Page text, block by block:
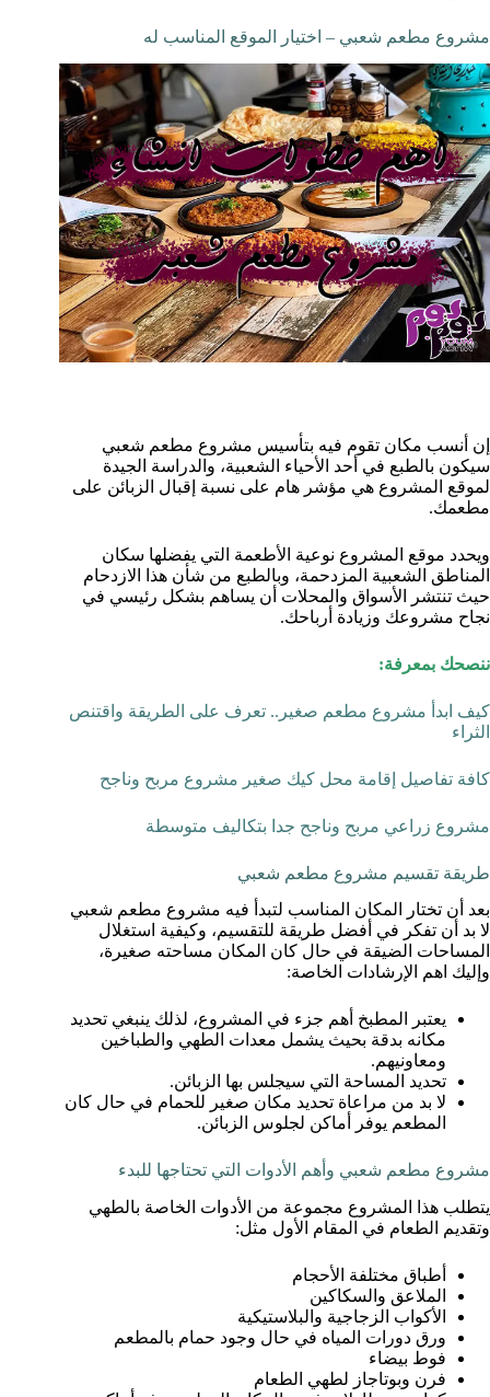
مشروع مطعم شعبي – اختيار الموقع المناسب له
إن أنسب مكان تقوم فيه بتأسيس مشروع مطعم شعبي
سيكون بالطبع في أحد الأحياء الشعبية، والدراسة الجيدة
لموقع المشروع هي مؤشر هام على نسبة إقبال الزبائن على
مطعمك.
ويحدد موقع المشروع نوعية الأطعمة التي يفضلها سكان
المناطق الشعبية المزدحمة، وبالطبع من شأن هذا الازدحام
حيث تنتشر الأسواق والمحلات أن يساهم بشكل رئيسي في
نجاح مشروعك وزيادة أرباحك.
ننصحك بمعرفة:
كيف ابدأ مشروع مطعم صغير.. تعرف على الطريقة واقتنص
الثراء
كافة تفاصيل إقامة محل كيك صغير مشروع مربح وناجح
مشروع زراعي مربح وناجح جدا بتكاليف متوسطة
طريقة تقسيم مشروع مطعم شعبي
بعد أن تختار المكان المناسب لتبدأ فيه مشروع مطعم شعبي
لا بد أن تفكر في أفضل طريقة للتقسيم، وكيفية استغلال
المساحات الضيقة في حال كان المكان مساحته صغيرة،
وإليك اهم الإرشادات الخاصة:
يعتبر المطبخ أهم جزء في المشروع، لذلك ينبغي تحديد
مكانه بدقة بحيث يشمل معدات الطهي والطباخين
ومعاونيهم.
تحديد المساحة التي سيجلس بها الزبائن.
لا بد من مراعاة تحديد مكان صغير للحمام في حال كان
المطعم يوفر أماكن لجلوس الزبائن.
مشروع مطعم شعبي وأهم الأدوات التي تحتاجها للبدء
يتطلب هذا المشروع مجموعة من الأدوات الخاصة بالطهي
وتقديم الطعام في المقام الأول مثل:
أطباق مختلفة الأحجام
الملاعق والسكاكين
الأكواب الزجاجية والبلاستيكية
ورق دورات المياه في حال وجود حمام بالمطعم
فوط بيضاء
فرن وبوتاجاز لطهي الطعام